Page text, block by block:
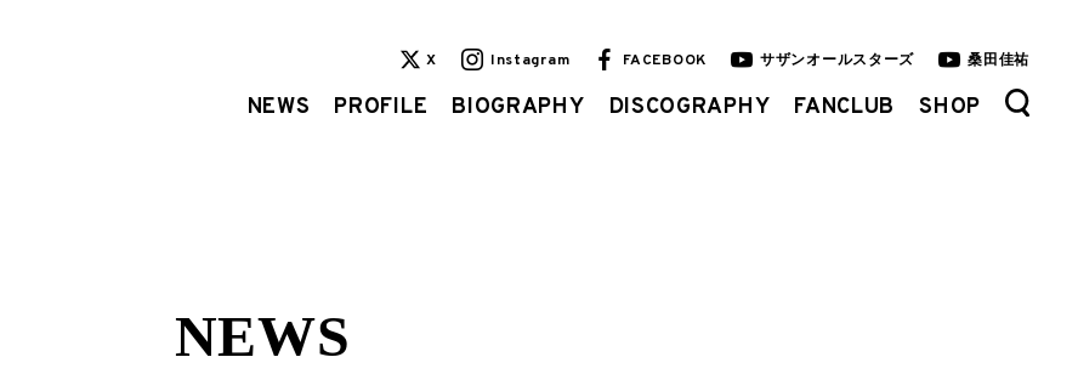
X Instagram FACEBOOK サザンオールスターズ 桑田佳祐
NEWS PROFILE BIOGRAPHY DISCOGRAPHY FANCLUB SHOP
NEWS